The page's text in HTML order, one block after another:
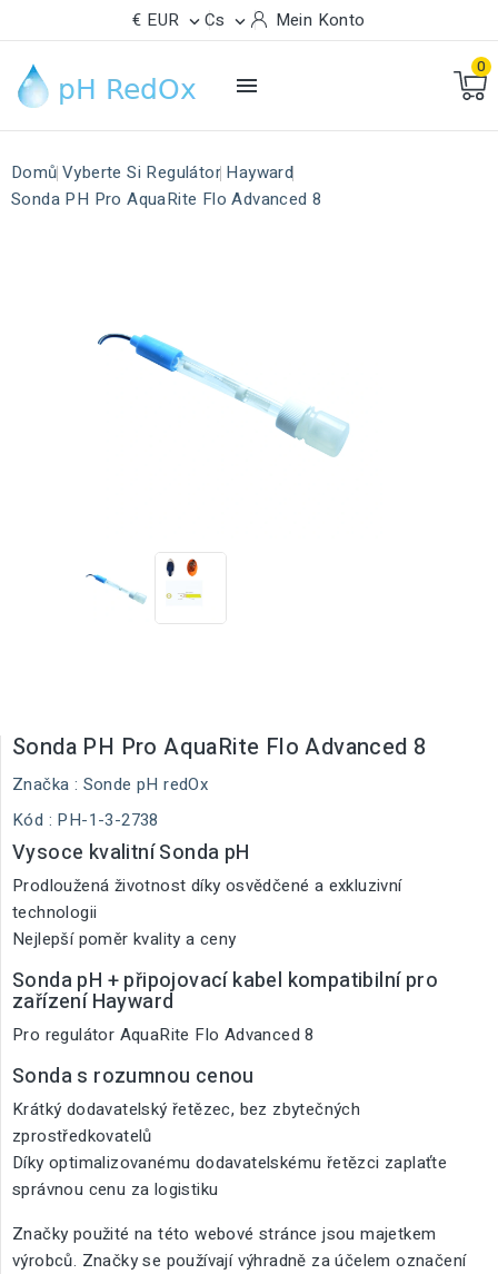
€ EUR  Cs  Mein Konto

0
Domů Vyberte Si Regulátor Hayward
Sonda PH Pro AquaRite Flo Advanced 8
Sonda PH Pro AquaRite Flo Advanced 8
Značka : Sonde pH redOx
Kód : PH-1-3-2738
Vysoce kvalitní Sonda pH
Prodloužená životnost díky osvědčené a exkluzivní
technologii
Nejlepší poměr kvality a ceny
Sonda pH + připojovací kabel kompatibilní pro
zařízení Hayward
Pro regulátor AquaRite Flo Advanced 8
Sonda s rozumnou cenou
Krátký dodavatelský řetězec, bez zbytečných
zprostředkovatelů
Díky optimalizovanému dodavatelskému řetězci zaplaťte
správnou cenu za logistiku
Značky použité na této webové stránce jsou majetkem
výrobců. Značky se používají výhradně za účelem označení